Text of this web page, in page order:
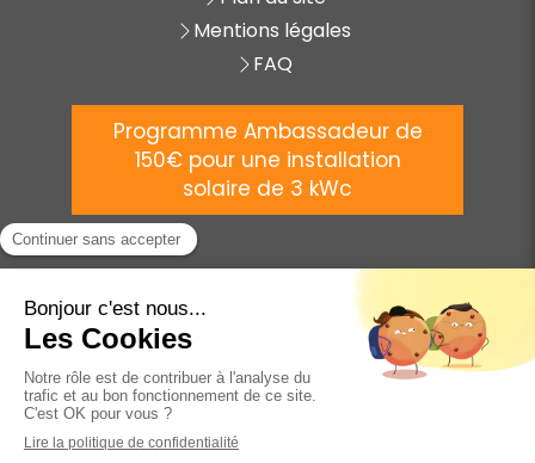
Mentions légales
FAQ
Programme Ambassadeur de
150€ pour une installation
solaire de 3 kWc
©2025 AVENIR ÉNERGIE